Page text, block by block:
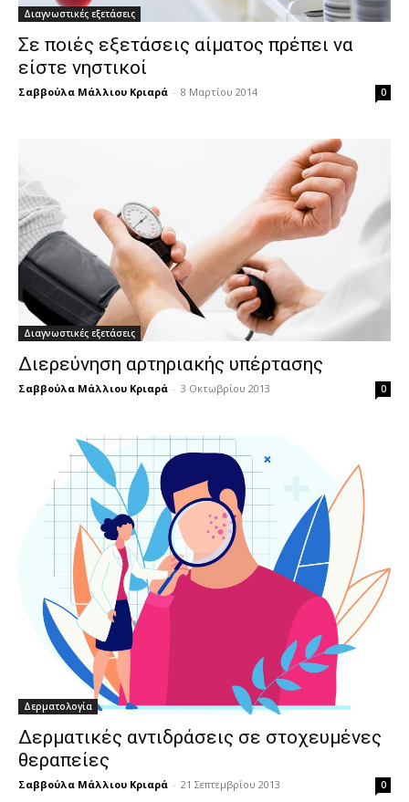
Διαγνωστικές εξετάσεις
Σε ποιές εξετάσεις αίματος πρέπει να
είστε νηστικοί
Σαββούλα Μάλλιου Κριαρά - 8 Μαρτίου 2014 0
Διαγνωστικές εξετάσεις
Διερεύνηση αρτηριακής υπέρτασης
Σαββούλα Μάλλιου Κριαρά - 3 Οκτωβρίου 2013 0
Δερματολογία
Δερματικές αντιδράσεις σε στοχευμένες
θεραπείες
Σαββούλα Μάλλιου Κριαρά - 21 Σεπτεμβρίου 2013 0